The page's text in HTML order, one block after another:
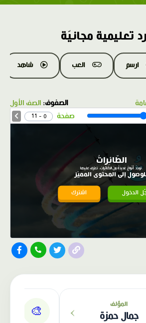
تعليمية مجانيّة
ارسم العب شاهد
الصفوف: الصف الأول
صفحة 0 - 11
الطّائِراتُ
.توجَدُ أَنْواعٌ عَديدَةٌ مِنَ الطّائِراتِ، تعرّف عليها
إلى المحتوى المميّز
الدخول اشترك
المؤلف
جمال حمزة ›
🎨